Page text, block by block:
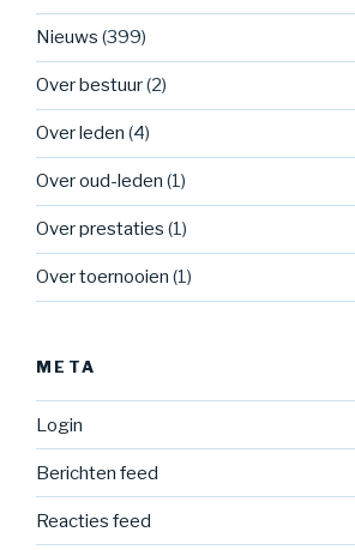
Nieuws (399)
Over bestuur(2)
Over leden (4)
Over oud-leden (1)
Over prestaties (1)
Over toernooien (1)
META
Login
Berichten feed
Reacties feed